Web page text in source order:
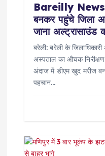
Bareilly News:
बनकर पहुंचे जिला
जाना अल्ट्रासाउंड
बरेली: बरेली के
अस्पताल का औचक
अंदाज में डीएम खुद मरीज
पहचान…